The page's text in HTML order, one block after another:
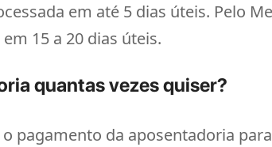
em até 5 dias úteis. Pelo
15 a 20 dias úteis.
quantas vezes quiser?
pagamento da aposentadoria